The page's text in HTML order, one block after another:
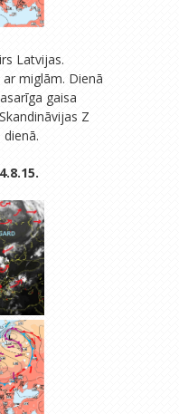
Latvijas.
miglām. Dienā
gaisa
Z